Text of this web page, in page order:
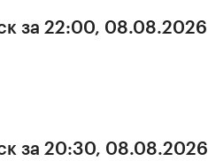
за 22:00, 08.08.2026
за 20:30, 08.08.2026